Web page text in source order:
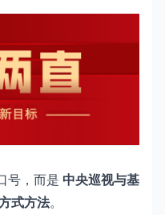
号，而是 中央巡视与基
式方法。